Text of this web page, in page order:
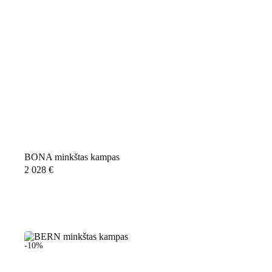
BONA minkštas kampas
2 028 €
-10%